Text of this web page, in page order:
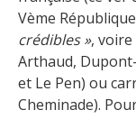
Vème
crédibles »,
Arthaud,
et Le Pen) ou
Cheminade).